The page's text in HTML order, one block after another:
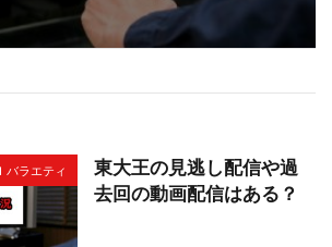
バラエティ
東大王の見逃し配信や過
去回の動画配信はある？